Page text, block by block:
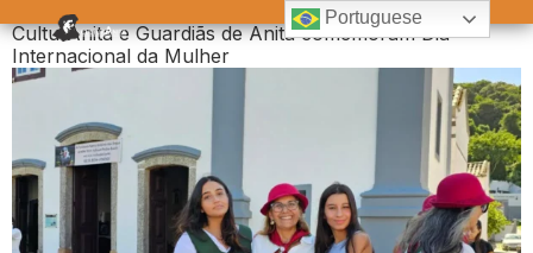
Dia:10 de março de 2025
CulturAnita e Guardiãs de Anita comemoram Dia
Internacional da Mulher
Portuguese